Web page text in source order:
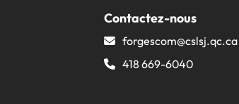
Contactez-nous
forgescom@​cslsj.qc.ca
418 669-6040